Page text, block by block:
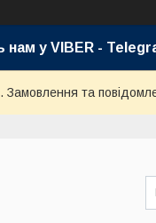
нам у VIBER -
Замовлення та